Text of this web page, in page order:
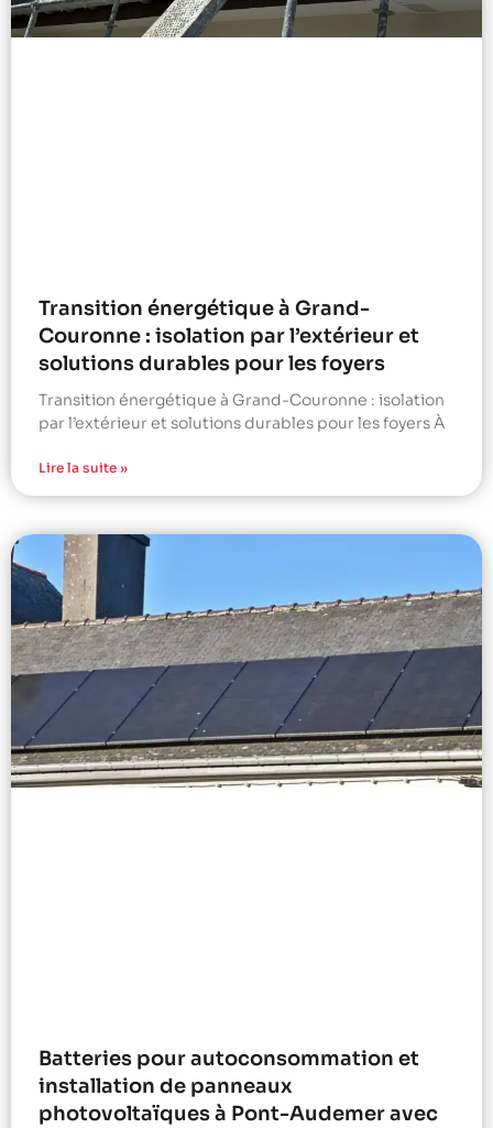
Transition énergétique à Grand-
Couronne : isolation par l’extérieur et
solutions durables pour les foyers
Transition énergétique à Grand-Couronne : isolation
par l’extérieur et solutions durables pour les foyers À
Lire la suite »
Batteries pour autoconsommation et
installation de panneaux
photovoltaïques à Pont-Audemer avec